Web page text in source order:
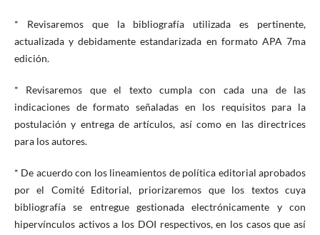
* Revisaremos que la bibliografía utilizada es pertinente,
actualizada y debidamente estandarizada en formato APA 7ma
edición.
* Revisaremos que el texto cumpla con cada una de las
indicaciones de formato señaladas en los requisitos para la
postulación y entrega de artículos, así como en las directrices
para los autores.
* De acuerdo con los lineamientos de política editorial aprobados
por el Comité Editorial, priorizaremos que los textos cuya
bibliografía se entregue gestionada electrónicamente y con
hipervínculos activos a los DOI respectivos, en los casos que así